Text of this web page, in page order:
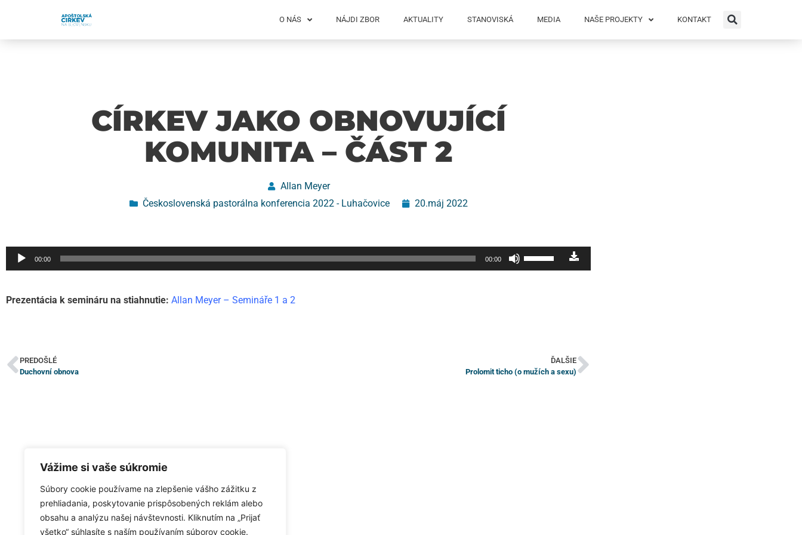
Vážime si vaše súkromie
Súbory cookie používame na zlepšenie vášho zážitku z
prehliadania, poskytovanie prispôsobených reklám alebo
obsahu a analýzu našej návštevnosti. Kliknutím na „Prijať
všetko“ súhlasíte s naším používaním súborov cookie.
O NÁS NÁJDI ZBOR AKTUALITY STANOVISKÁ MEDIA NAŠE PROJEKTY KONTAKT
CÍRKEV JAKO OBNOVUJÍCÍ
KOMUNITA – ČÁST 2
Allan Meyer
Československá pastorálna konferencia 2022 - Luhačovice
20.máj 2022
Audio
00:00 00:00
Prezentácia k semináru na stiahnutie: Allan Meyer – Semináře 1 a 2
PREDOŠLÉ
Duchovní obnova
ĎALŠIE
Prolomit ticho (o mužích a sexu)